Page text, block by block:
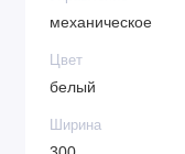
механическое
Цвет
белый
Ширина